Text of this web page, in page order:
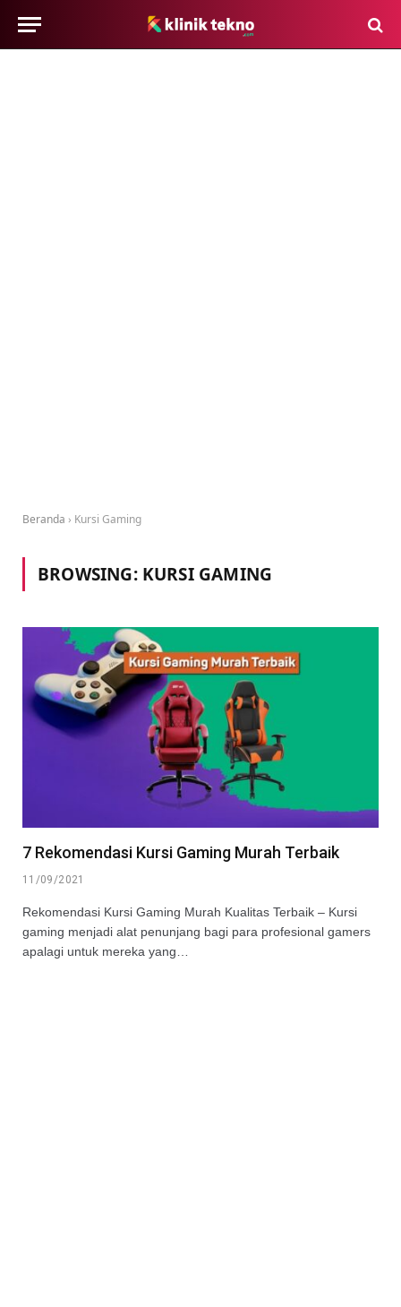
Beranda › Kursi Gaming
BROWSING: KURSI GAMING
7 Rekomendasi Kursi Gaming Murah Terbaik
11/09/2021
Rekomendasi Kursi Gaming Murah Kualitas Terbaik – Kursi
gaming menjadi alat penunjang bagi para profesional gamers
apalagi untuk mereka yang…